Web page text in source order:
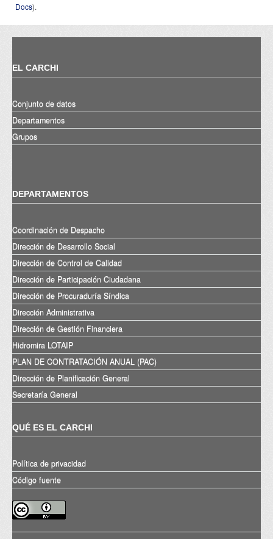
Docs).
EL CARCHI
Conjunto de datos
Departamentos
Grupos
DEPARTAMENTOS
Coordinación de Despacho
Dirección de Desarrollo Social
Dirección de Control de Calidad
Dirección de Participación Ciudadana
Dirección de Procuraduría Síndica
Dirección Administrativa
Dirección de Gestión Financiera
Hidromira LOTAIP
PLAN DE CONTRATACIÓN ANUAL (PAC)
Dirección de Planificación General
Secretaría General
QUÉ ES EL CARCHI
Política de privacidad
Código fuente